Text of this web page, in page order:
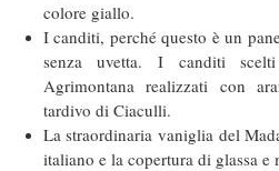
colore giallo.
I canditi, perché questo è un
senza uvetta. I canditi
Agrimontana realizzati con
tardivo di Ciaculli.
La straordinaria vaniglia del
italiano e la copertura di glassa e